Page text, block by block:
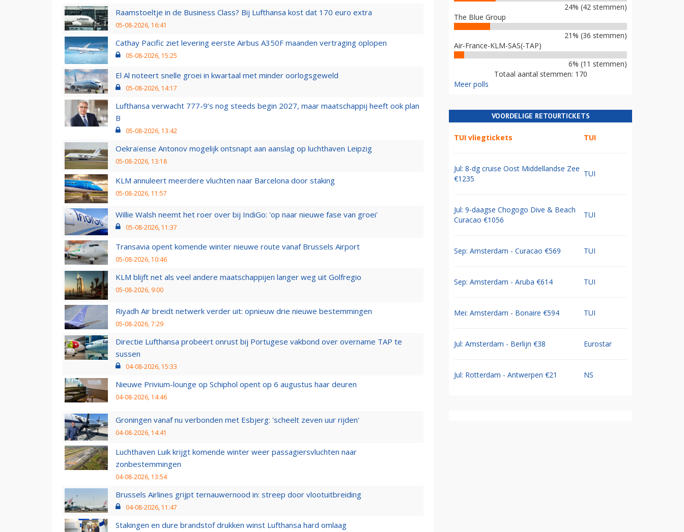
Raamstoeltje in de Business Class? Bij Lufthansa kost dat 170 euro extra
05-08-2026, 16:41
Cathay Pacific ziet levering eerste Airbus A350F maanden vertraging oplopen
05-08-2026, 15:25
El Al noteert snelle groei in kwartaal met minder oorlogsgeweld
05-08-2026, 14:17
Lufthansa verwacht 777-9’s nog steeds begin 2027, maar maatschappij heeft ook plan
B
05-08-2026, 13:42
Oekraïense Antonov mogelijk ontsnapt aan aanslag op luchthaven Leipzig
05-08-2026, 13:18
KLM annuleert meerdere vluchten naar Barcelona door staking
05-08-2026, 11:57
Willie Walsh neemt het roer over bij IndiGo: 'op naar nieuwe fase van groei'
05-08-2026, 11:37
Transavia opent komende winter nieuwe route vanaf Brussels Airport
05-08-2026, 10:46
KLM blijft net als veel andere maatschappijen langer weg uit Golfregio
05-08-2026, 9:00
Riyadh Air breidt netwerk verder uit: opnieuw drie nieuwe bestemmingen
05-08-2026, 7:29
Directie Lufthansa probeert onrust bij Portugese vakbond over overname TAP te
sussen
04-08-2026, 15:33
Nieuwe Privium-lounge op Schiphol opent op 6 augustus haar deuren
04-08-2026, 14:46
Groningen vanaf nu verbonden met Esbjerg: 'scheelt zeven uur rijden'
04-08-2026, 14:41
Luchthaven Luik krijgt komende winter weer passagiersvluchten naar
zonbestemmingen
04-08-2026, 13:54
Brussels Airlines grijpt ternauwernood in: streep door vlootuitbreiding
04-08-2026, 11:47
Stakingen en dure brandstof drukken winst Lufthansa hard omlaag
24% (42 stemmen)
The Blue Group
21% (36 stemmen)
Air-France-KLM-SAS(-TAP)
6% (11 stemmen)
Totaal aantal stemmen: 170
Meer polls
VOORDELIGE RETOURTICKETS
TUI vliegtickets TUI
Jul: 8-dg cruise Oost Middellandse Zee
€1235
TUI
Jul: 9-daagse Chogogo Dive & Beach
Curacao €1056
TUI
Sep: Amsterdam - Curacao €569 TUI
Sep: Amsterdam - Aruba €614 TUI
Mei: Amsterdam - Bonaire €594 TUI
Jul: Amsterdam - Berlijn €38 Eurostar
Jul: Rotterdam - Antwerpen €21 NS